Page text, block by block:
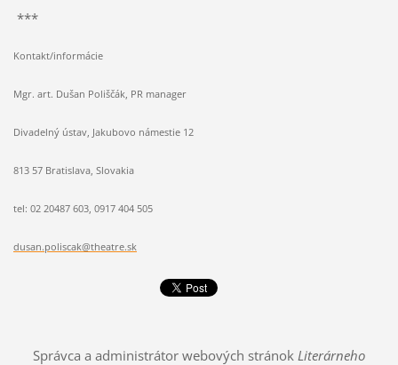
***
Kontakt/informácie
Mgr. art. Dušan Poliščák, PR manager
Divadelný ústav, Jakubovo námestie 12
813 57 Bratislava, Slovakia
tel: 02 20487 603, 0917 404 505
dusan.poliscak@theatre.sk
Správca a administrátor webových stránok Literárneho